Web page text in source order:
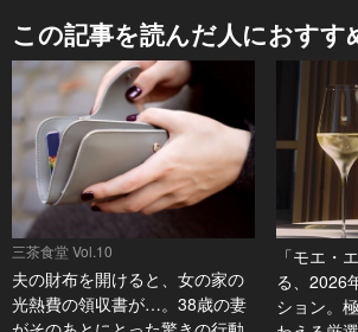
この記事を読んだ人におすす
三茶食堂 Vol.10
夫の財布を開けると、女の家の
光熱費の領収書が…。38歳の妻
「モエ・
る、2026
ション。